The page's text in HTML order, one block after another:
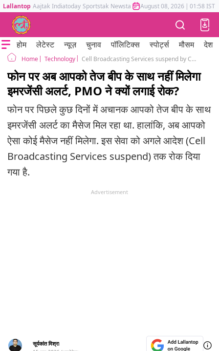
Lallantop Aajtak Indiatoday Sportstak Newstak Mumbai Tak Astrotak
August 08, 2026 | 01:58 IST
होम लेटेस्ट न्यूज़ चुनाव पॉलिटिक्स स्पोर्ट्स मौसम देश
Home Technology Cell Broadcasting Services suspend by Centre
फोन पर अब आपको तेज बीप के साथ नहीं मिलेगा
इमरजेंसी अलर्ट, PMO ने क्यों लगाई रोक?
फोन पर पिछले कुछ दिनों में अचानक आपको तेज बीप के साथ
इमरजेंसी अलर्ट का मैसेज मिल रहा था. हालांकि, अब आपको
ऐसा कोई मैसेज नहीं मिलेगा. इस सेवा को अगले आदेश (Cell
Broadcasting Services suspend) तक रोक दिया
गया है.
Advertisement
सूर्यकांत मिश्रा